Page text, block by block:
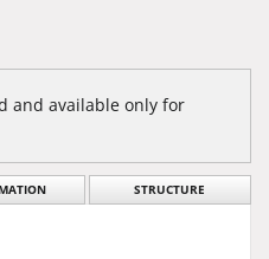
and available only for
STRUCTURE